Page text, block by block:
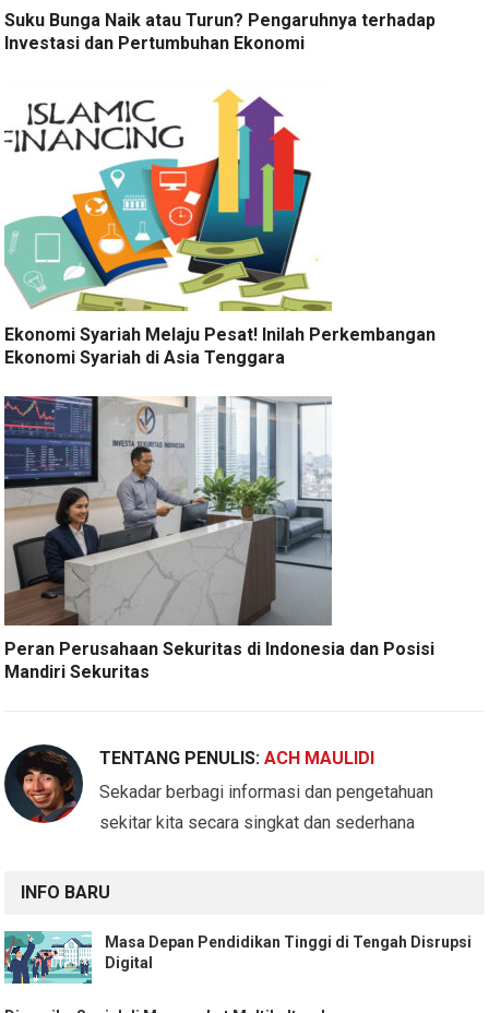
Suku Bunga Naik atau Turun? Pengaruhnya terhadap
Investasi dan Pertumbuhan Ekonomi
Ekonomi Syariah Melaju Pesat! Inilah Perkembangan
Ekonomi Syariah di Asia Tenggara
Peran Perusahaan Sekuritas di Indonesia dan Posisi
Mandiri Sekuritas
TENTANG PENULIS:ACH MAULIDI
Sekadar berbagi informasi dan pengetahuan
sekitar kita secara singkat dan sederhana
INFO BARU
Masa Depan Pendidikan Tinggi di Tengah Disrupsi
Digital